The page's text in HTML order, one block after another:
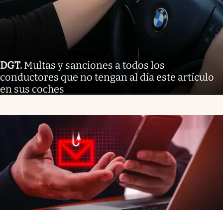
DGT. Multas y sanciones a todos los
conductores que no tengan al día este artículo
en sus coches